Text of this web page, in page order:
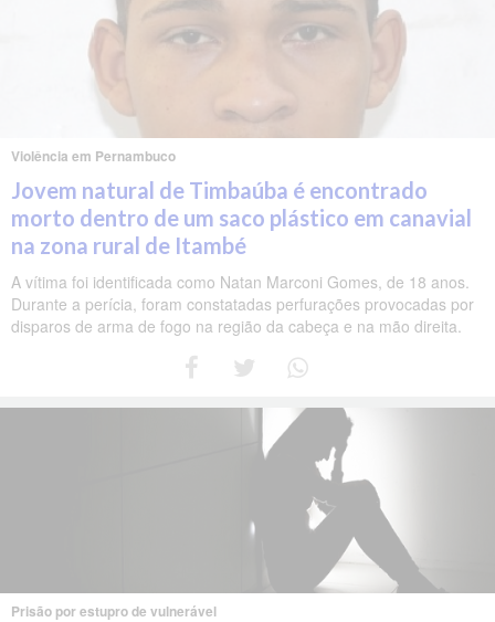
Violência em Pernambuco
Jovem natural de Timbaúba é encontrado
morto dentro de um saco plástico em canavial
na zona rural de Itambé
A vítima foi identificada como Natan Marconi Gomes, de 18 anos.
Durante a perícia, foram constatadas perfurações provocadas por
disparos de arma de fogo na região da cabeça e na mão direita.
Prisão por estupro de vulnerável